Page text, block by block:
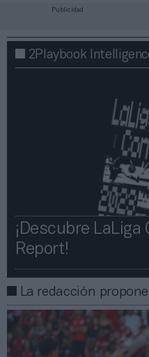
Publicidad
2Playbook
¡Descubre LaLiga
Report!​​
La redacción propone